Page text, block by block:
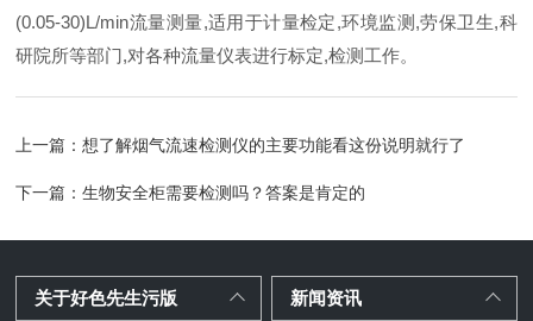
(0.05-30)L/min流量测量,适用于计量检定,环境监测,劳保卫生,科
研院所等部门,对各种流量仪表进行标定,检测工作。
上一篇：想了解烟气流速检测仪的主要功能看这份说明就行了
下一篇：生物安全柜需要检测吗？答案是肯定的
关于好色先生污版 新闻资讯